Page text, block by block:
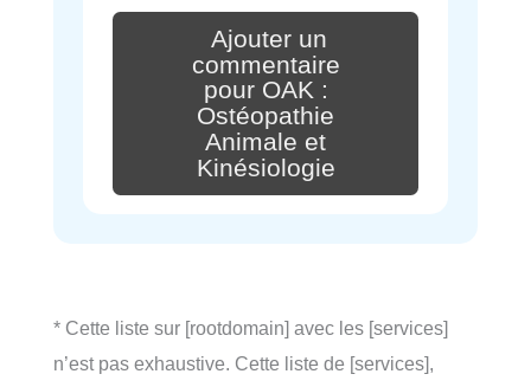
Ajouter un
commentaire
pour OAK :
Ostéopathie
Animale et
Kinésiologie
* Cette liste sur [rootdomain] avec les [services]
n’est pas exhaustive. Cette liste de [services],